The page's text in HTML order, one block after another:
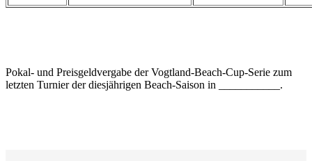
Pokal- und Preisgeldvergabe der Vogtland-Beach-Cup-Serie zum
letzten Turnier der diesjährigen Beach-Saison in ___________.